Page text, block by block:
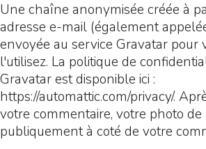
Une chaîne anonymisée créée à
adresse e-mail (également
envoyée au service Gravatar pour
l'utilisez. La politique de
Gravatar est disponible ici :
https://automattic.com/privacy/.
votre commentaire, votre photo
publiquement à coté de votre